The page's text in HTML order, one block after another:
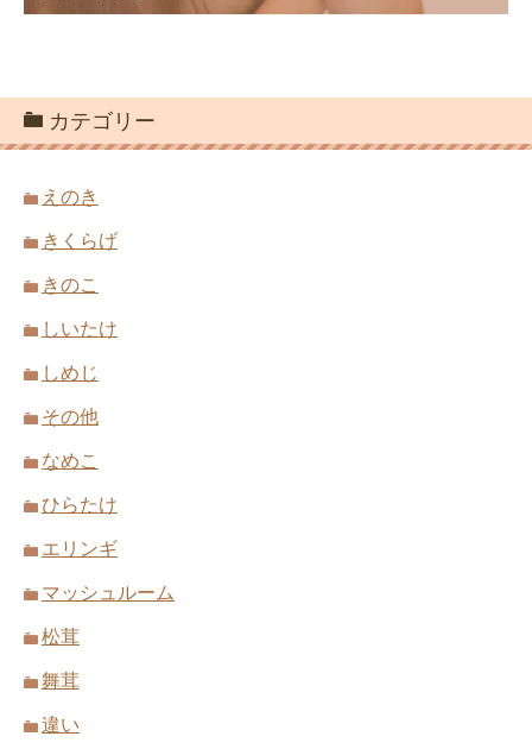
カテゴリー
えのき
きくらげ
きのこ
しいたけ
しめじ
その他
なめこ
ひらたけ
エリンギ
マッシュルーム
松茸
舞茸
違い